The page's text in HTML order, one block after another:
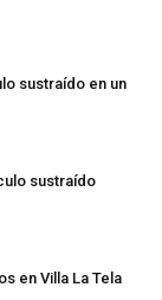
sustraído en un
sustraído
en Villa La Tela